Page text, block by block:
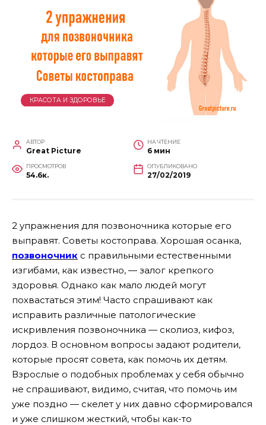
КРАСОТА И ЗДОРОВЬЕ
АВТОР
Great Picture
НА ЧТЕНИЕ
6 мин
ПРОСМОТРОВ
54.6к.
ОПУБЛИКОВАНО
27/02/2019
2 упражнения для позвоночника которые его
выправят. Советы костоправа. Хорошая осанка,
позвоночник с правильными естественными
изгибами, как известно, — залог крепкого
здоровья. Однако как мало людей могут
похвастаться этим! Часто спрашивают как
исправить различные патологические
искривления позвоночника — сколиоз, кифоз,
лордоз. В основном вопросы задают родители,
которые просят совета, как помочь их детям.
Взрослые о подобных проблемах у себя обычно
не спрашивают, видимо, считая, что помочь им
уже поздно — скелет у них давно сформировался
и уже слишком жесткий, чтобы как-то